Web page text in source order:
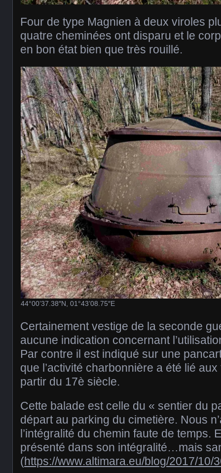
Four de type Magnien à deux viroles
quatre cheminées ont disparu et le
en bon état bien que très rouillé.
44°00’37.38″N, 01°43’08.75″E
Certainement vestige de la seconde
aucune indication concernant
Par contre il est indiqué sur une
que l’activité charbonnière a été lié
partir du 17è siècle.
Cette balade est celle du « sentier du
départ au parking du cimetière. Nous
l’intégralité du chemin faute de temps.
présenté dans son intégralité…mais
(https://www.altimara.eu/blog/2017/10/